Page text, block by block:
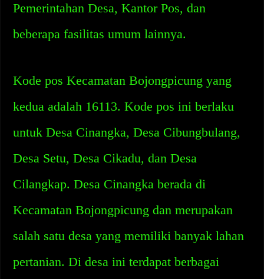
Pemerintahan Desa, Kantor Pos, dan
beberapa fasilitas umum lainnya.
Kode pos Kecamatan Bojongpicung yang
kedua adalah 16113. Kode pos ini berlaku
untuk Desa Cinangka, Desa Cibungbulang,
Desa Setu, Desa Cikadu, dan Desa
Cilangkap. Desa Cinangka berada di
Kecamatan Bojongpicung dan merupakan
salah satu desa yang memiliki banyak lahan
pertanian. Di desa ini terdapat berbagai